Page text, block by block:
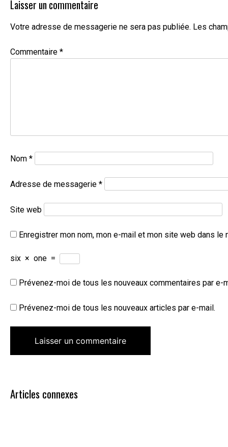
Laisser un commentaire
Votre adresse de messagerie ne sera pas publiée. Les
Commentaire *
Nom *
Adresse de messagerie *
Site web
Enregistrer mon nom, mon e-mail et mon site web dans le
six × one =
Prévenez-moi de tous les nouveaux commentaires par e-
Prévenez-moi de tous les nouveaux articles par e-mail.
Articles connexes